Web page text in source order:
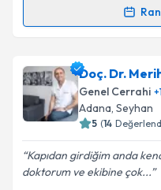
Randevu
Prof. Dr. Atılgan
talebi oluşturun. Size
için bir takvim
bilgilendireceğiz.
E-posta Adresiniz
Doç. Dr.
Genel Cerrahi +
Adana, Seyhan
5 (14
Kapıdan girdiğim anda
doktorum ve ekibine çok...